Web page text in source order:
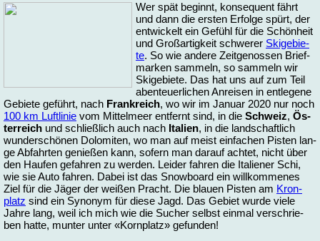
Wer spät be­ginnt, kon­se­quent fährt
und dann die ers­ten Er­fol­ge spürt, der
ent­wi­ckelt ein Ge­fühl für die Schön­heit
und Groß­ar­tig­keit schwe­rer Ski­ge­bie­
te. So wie an­de­re Zeit­ge­nos­sen Brief­
mar­ken sam­meln, so sam­meln wir
Ski­ge­bie­te. Das hat uns auf zum Teil
aben­teu­er­li­chen An­rei­sen in ent­le­ge­ne
Ge­bie­te ge­führt, nach Frank­reich, wo wir im Ja­nu­ar 2020 nur noch
100 km Luft­li­nie vom Mit­tel­meer ent­fernt sind, in die Schweiz, Ös­
ter­reich und schließ­lich auch nach Ita­li­en, in die land­schaft­lich
wun­der­schö­nen Do­lo­mi­ten, wo man auf meist ein­fa­chen Pis­ten lan­
ge Ab­fahr­ten ge­nie­ßen kann, so­fern man dar­auf ach­tet, nicht über
den Hau­fen ge­fah­ren zu wer­den. Lei­der fah­ren die Ita­lie­ner Schi,
wie sie Au­to fah­ren. Da­bei ist das Snow­board ein will­kom­me­nes
Ziel für die Jä­ger der wei­ßen Pracht. Die blau­en Pis­ten am Kron­
platz sind ein Sy­no­nym für die­se Jagd. Das Ge­biet wur­de vie­le
Jah­re lang, weil ich mich wie die Su­cher selbst ein­mal ver­schrie­
ben hat­te, mun­ter un­ter «Korn­platz» ge­fun­den!